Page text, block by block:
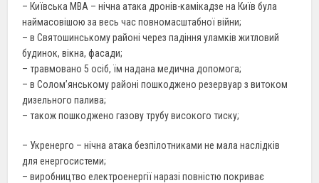
– Київська МВА – нічна атака дронів-камікадзе на Київ була
наймасовішою за весь час повномасштабної війни;
– в Святошинському районі через падіння уламків житловий
будинок, вікна, фасади;
– травмовано 5 осіб, їм надана медична допомога;
– в Солом’янському районі пошкоджено резервуар з витоком
дизельного палива;
– також пошкоджено газову трубу високого тиску;
– Укренерго – нічна атака безпілотниками не мала наслідків
для енергосистеми;
– виробництво електроенергії наразі повністю покриває